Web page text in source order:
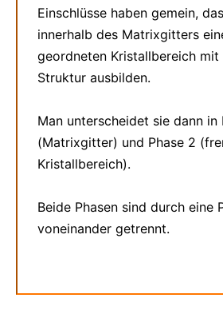
Einschlüsse haben gemein,
innerhalb des Matrixgitters
geordneten Kristallbereich mit
Struktur ausbilden.
Man unterscheidet sie dann in
(Matrixgitter) und Phase 2
Kristallbereich).
Beide Phasen sind durch eine
voneinander getrennt.